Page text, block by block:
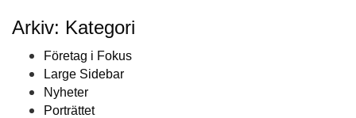
Arkiv: Kategori
Företag i Fokus
Large Sidebar
Nyheter
Porträttet